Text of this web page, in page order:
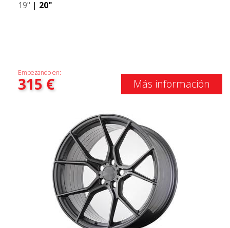
19" | 20"
Empezando en:
315€ Más información